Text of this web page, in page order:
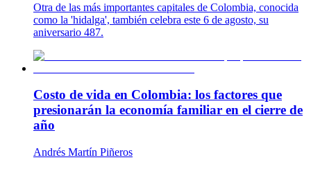
Otra de las más importantes capitales de Colombia, conocida
como la 'hidalga', también celebra este 6 de agosto, su
aniversario 487.
Costo de vida en Colombia: los factores que
presionarán la economía familiar en el cierre de
año
Andrés Martín Piñeros